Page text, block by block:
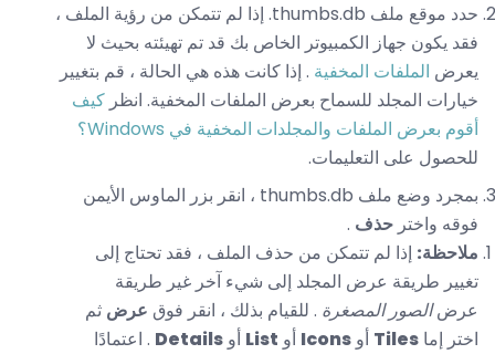
حدد موقع ملف thumbs.db. إذا لم تتمكن من رؤية الملف ،
فقد يكون جهاز الكمبيوتر الخاص بك قد تم تهيئته بحيث لا
يعرض الملفات المخفية . إذا كانت هذه هي الحالة ، قم بتغيير
خيارات المجلد للسماح بعرض الملفات المخفية. انظر كيف
أقوم بعرض الملفات والمجلدات المخفية في Windows؟
للحصول على التعليمات.
بمجرد وضع ملف thumbs.db ، انقر بزر الماوس الأيمن
فوقه واختر حذف .
ملاحظة: إذا لم تتمكن من حذف الملف ، فقد تحتاج إلى
تغيير طريقة عرض المجلد إلى شيء آخر غير طريقة
عرضالصور المصغرة . للقيام بذلك ، انقر فوق عرض ثم
اختر إما Tiles أو Icons أو List أو Details . اعتمادًا